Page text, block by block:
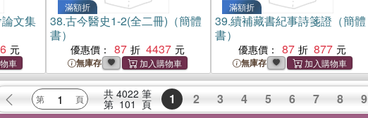
文集
滿額折
38.古今醫史1-2(全二冊)（簡體
書）
優惠價： 87 4437
無庫存
滿額折
39.續補藏書紀事詩箋證（簡體
書）
優惠價： 87 877
無庫存
共 4022 筆
第 101 頁 1 2 3 4 5 6 7 8 9